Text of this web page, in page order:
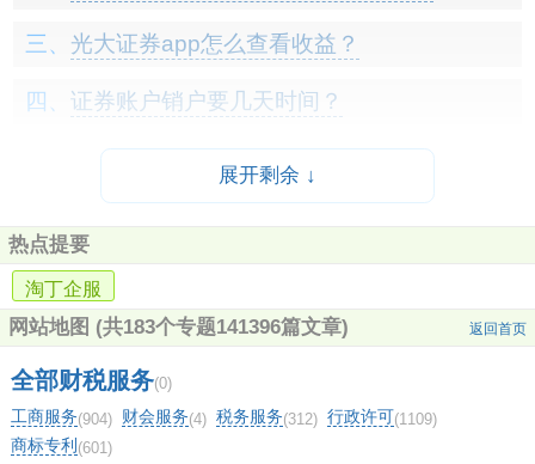
光大证券app怎么查看收益？
证券账户销户要几天时间？
银行企业规模划分？
东莞证券APP怎么注销？
2023年科创板开通测试题正确答案？
安财著名校友？
国泰君安证券app电脑版怎么下载？
展开剩余 ↓
热点提要
淘丁企服
网站地图 (共183个专题141396篇文章) 返回首页
全部财税服务(0)
工商服务(904) 财会服务(4) 税务服务(312) 行政许可(1109)
商标专利 (601)